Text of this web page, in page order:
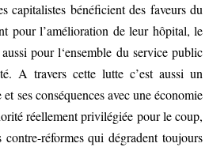
capitalistes bénéficient des faveurs du
pour l’amélioration de leur hôpital, le
pour l‘ensemble du service public
A travers cette lutte c’est aussi un
ses conséquences avec une économie
réellement privilégiée pour le coup,
réformes qui dégradent toujours